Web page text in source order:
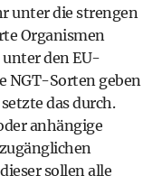
unter die strengen
Organismen
den EU-
NGT-Sorten geben
das durch.
anhängige
sollen alle